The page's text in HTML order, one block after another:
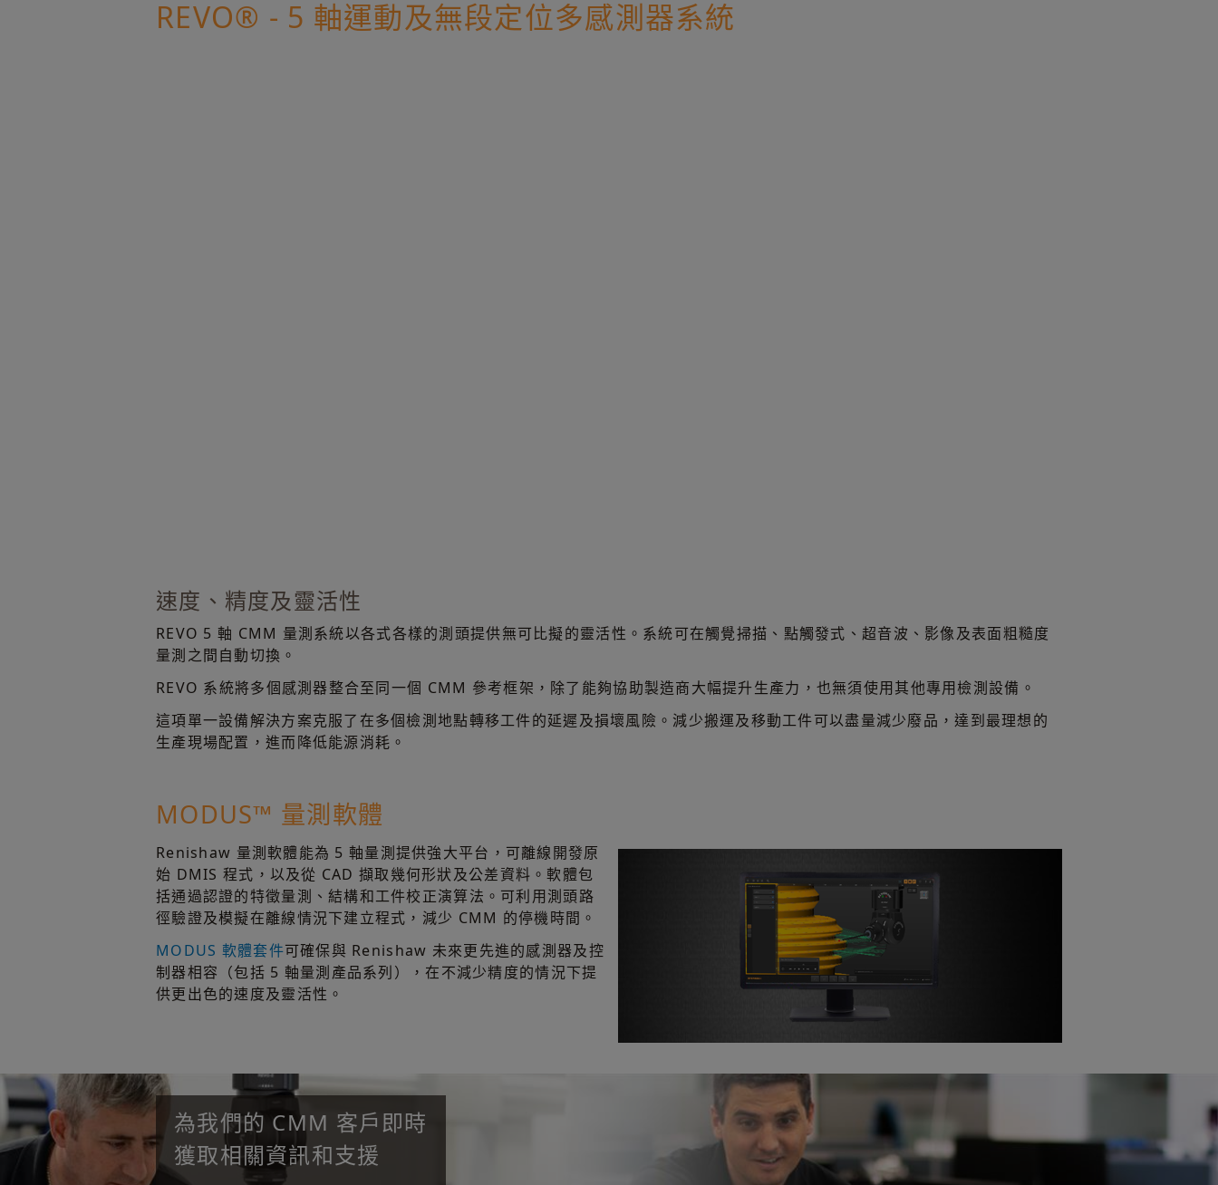
REVO® - 5 軸運動及無段定位多感測器系統
速度、精度及靈活性
REVO 5 軸 CMM 量測系統以各式各樣的測頭提供無可比擬的靈活性。系統可在觸覺掃描、點觸發式、超音波、影像及表面粗糙度
量測之間自動切換。
REVO 系統將多個感測器整合至同一個 CMM 參考框架，除了能夠協助製造商大幅提升生產力，也無須使用其他專用檢測設備。
這項單一設備解決方案克服了在多個檢測地點轉移工件的延遲及損壞風險。減少搬運及移動工件可以盡量減少廢品，達到最理想的
生產現場配置，進而降低能源消耗。
MODUS™ 量測軟體
Renishaw 量測軟體能為 5 軸量測提供強大平台，可離線開發原
始 DMIS 程式，以及從 CAD 擷取幾何形狀及公差資料。軟體包
括通過認證的特徵量測、結構和工件校正演算法。可利用測頭路
徑驗證及模擬在離線情況下建立程式，減少 CMM 的停機時間。
MODUS 軟體套件可確保與 Renishaw 未來更先進的感測器及控
制器相容（包括 5 軸量測產品系列），在不減少精度的情況下提
供更出色的速度及靈活性。
為我們的 CMM 客戶即時
獲取相關資訊和支援